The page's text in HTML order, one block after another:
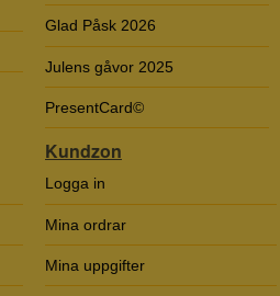
Glad Påsk 2026
Julens gåvor 2025
PresentCard©
Kundzon
Logga in
Mina ordrar
Mina uppgifter